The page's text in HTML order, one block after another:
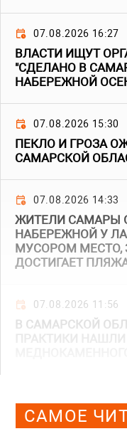
07.08.2026 16:27
ВЛАСТИ ИЩУТ
"СДЕЛАНО В
НАБЕРЕЖНОЙ
07.08.2026 15:30
ПЕКЛО И ГРОЗА
САМАРСКОЙ
07.08.2026 14:33
ЖИТЕЛИ САМАРЫ
НАБЕРЕЖНОЙ У
МУСОРОМ МЕСТО,
ДОСТИГАЕТ
07.08.2026 11:56
В САМАРСКОЙ
ПРАКТИКИ
САМОЕ